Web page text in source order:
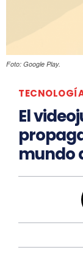
Foto: Google Play.
El
mundo